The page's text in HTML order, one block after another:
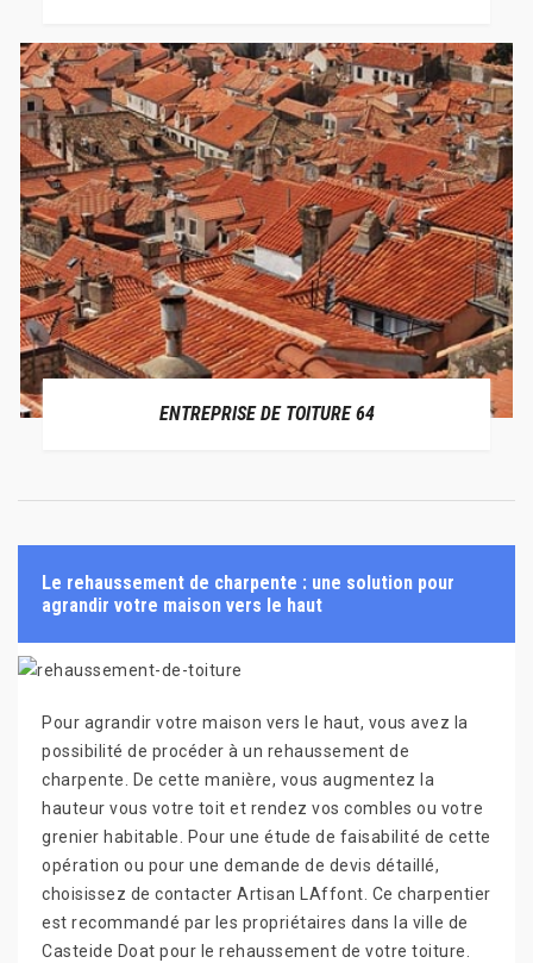
ENTREPRISE DE TOITURE 64
Le rehaussement de charpente : une solution pour
agrandir votre maison vers le haut
Pour agrandir votre maison vers le haut, vous avez la
possibilité de procéder à un rehaussement de
charpente. De cette manière, vous augmentez la
hauteur vous votre toit et rendez vos combles ou votre
grenier habitable. Pour une étude de faisabilité de cette
opération ou pour une demande de devis détaillé,
choisissez de contacter Artisan LAffont. Ce charpentier
est recommandé par les propriétaires dans la ville de
Casteide Doat pour le rehaussement de votre toiture.